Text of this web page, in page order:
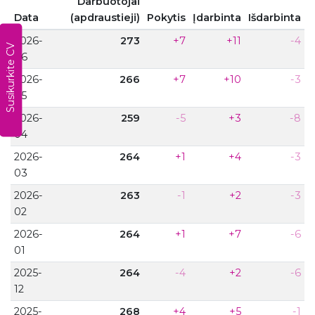
Susikurkite CV
Data
(apdraustieji)
Pokytis Įdarbinta
Išdarbinta
2026-
06
273 +7 +11 -4
2026-
05
266 +7 +10 -3
2026-
04
259 -5 +3 -8
2026-
03
264 +1 +4 -3
2026-
02
263 -1 +2 -3
2026-
01
264 +1 +7 -6
2025-
12
264 -4 +2 -6
2025- 268 +4 +5 -1